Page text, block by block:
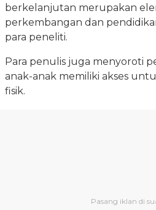
berkelanjutan merupakan
perkembangan dan
para peneliti.
Para penulis juga menyoroti
anak-anak memiliki akses
fisik.